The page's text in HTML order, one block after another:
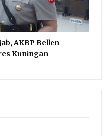
AKBP Bellen
Kuningan